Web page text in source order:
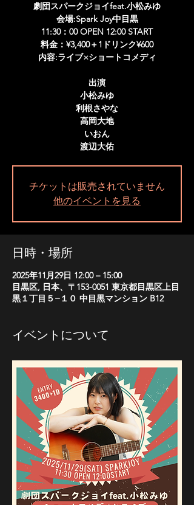
劇団スパークジョイfeat.小松みゆ
会場:Spark Joy中目黒
11:30：00 OPEN 12:00 START
料金：¥3,400＋1ドリンク¥600
内容:ライブ×ショートコメディ
出演
小松みゆ
利根さやな
高岡大地
いおん
渡辺大佑
チケットは販売されていません
他のイベントを見る
日時・場所
2025年11月29日 12:00 – 15:00
目黒区, 日本、〒153-0051 東京都目黒区上目
黒１丁目５−１０ 中目黒マンション B12
イベントについて